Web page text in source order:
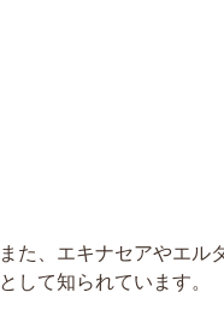
また、エキナセアやエル
として知られています。